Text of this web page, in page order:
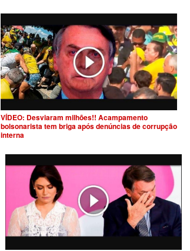
VÍDEO: Desviaram milhões!! Acampamento
bolsonarista tem briga após denúncias de corrupção
interna